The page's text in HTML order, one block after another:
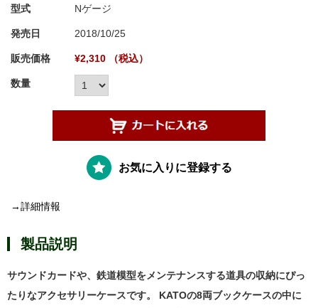
型式 Nゲージ
発売日 2018/10/25
販売価格 ¥2,310 （税込）
数量
お気に入りに登録する
→詳細情報
製品説明
サウンドカードや、鉄道模型をメンテナンスする道具の収納にぴっ
たりなアクセサリーケースです。 KATOの8両ブックケースの中に